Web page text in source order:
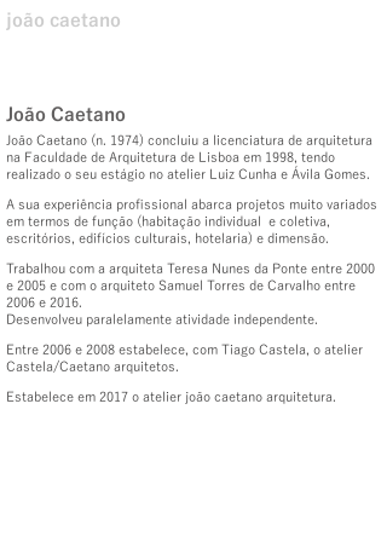
joão caetano
João Caetano (n. 1974) concluiu a licenciatura de arquitetura
na Faculdade de Arquitetura de Lisboa em 1998, tendo
realizado o seu estágio no atelier Luiz Cunha e Ávila Gomes.
A sua experiência profissional abarca projetos muito variados
em termos de função (habitação individual e coletiva,
escritórios, edifícios culturais, hotelaria) e dimensão.
Trabalhou com a arquiteta Teresa Nunes da Ponte entre 2000
e 2005 e com o arquiteto Samuel Torres de Carvalho entre
2006 e 2016.
Desenvolveu paralelamente atividade independente.
Entre 2006 e 2008 estabelece, com Tiago Castela, o atelier
Castela/Caetano arquitetos.
Estabelece em 2017 o atelier joão caetano arquitetura.
João Caetano